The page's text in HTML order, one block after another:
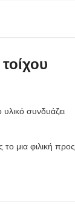
συνδυάζει
μια φιλική προς